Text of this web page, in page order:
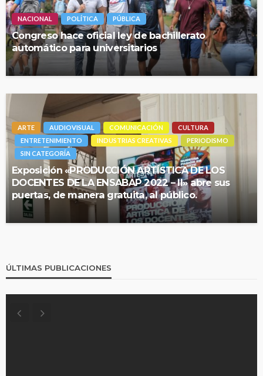
NACIONAL POLÍTICA PÚBLICA
Congreso hace oficial ley de bachillerato
automático para universitarios
ARTE AUDIOVISUAL COMUNICACIÓN
CULTURA
ENTRETENIMIENTO
INDUSTRIAS CREATIVAS
PERIODISMO
SIN CATEGORÍA
Exposición «PRODUCCIÓN ARTÍSTICA DE LOS
DOCENTES DE LA ENSABAP 2022 – II» abre sus
puertas, de manera gratuita, al público.
ÚLTIMAS PUBLICACIONES